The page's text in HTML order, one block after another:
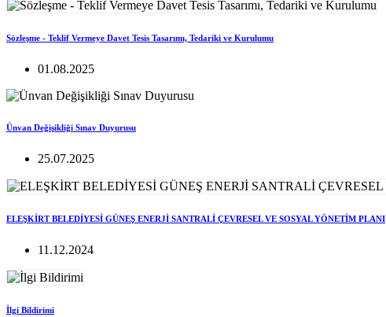
Sözleşme - Teklif Vermeye Davet Tesis Tasarımı, Tedariki ve Kurulumu
01.08.2025
Ünvan Değişikliği Sınav Duyurusu
25.07.2025
ELEŞKİRT BELEDİYESİ GÜNEŞ ENERJİ SANTRALİ ÇEVRESEL VE SOSYAL YÖNETİM PLANI
11.12.2024
İlgi Bildirimi